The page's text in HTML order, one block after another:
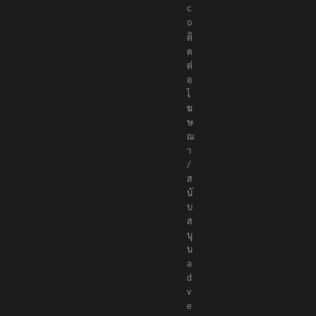
.
c
o
ติ
ด
ต่
อ
โ
ฆ
ษ
ณ
า
/
ส
นั
บ
ส
นุ
น
a
d
v